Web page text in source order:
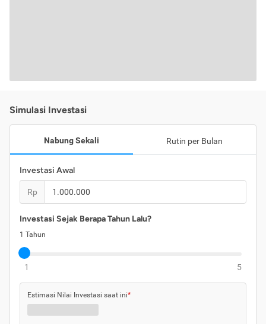
Simulasi Investasi
Nabung Sekali Rutin per Bulan
Investasi Awal
Rp
Investasi Sejak Berapa Tahun Lalu?
1 Tahun
1 5
Estimasi Nilai Investasi saat ini*